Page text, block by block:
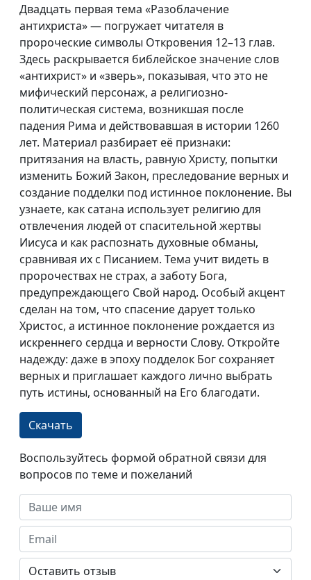
Двадцать первая тема «Разоблачение
антихриста» — погружает читателя в
пророческие символы Откровения 12–13 глав.
Здесь раскрывается библейское значение слов
«антихрист» и «зверь», показывая, что это не
мифический персонаж, а религиозно-
политическая система, возникшая после
падения Рима и действовавшая в истории 1260
лет. Материал разбирает её признаки:
притязания на власть, равную Христу, попытки
изменить Божий Закон, преследование верных и
создание подделки под истинное поклонение. Вы
узнаете, как сатана использует религию для
отвлечения людей от спасительной жертвы
Иисуса и как распознать духовные обманы,
сравнивая их с Писанием. Тема учит видеть в
пророчествах не страх, а заботу Бога,
предупреждающего Свой народ. Особый акцент
сделан на том, что спасение дарует только
Христос, а истинное поклонение рождается из
искреннего сердца и верности Слову. Откройте
надежду: даже в эпоху подделок Бог сохраняет
верных и приглашает каждого лично выбрать
путь истины, основанный на Его благодати.
Скачать
Воспользуйтесь формой обратной связи для
вопросов по теме и пожеланий